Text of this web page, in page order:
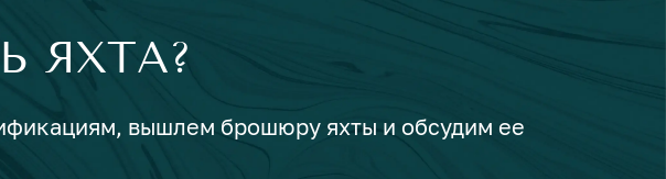
ЯХТА?
вышлем брошюру яхты и обсудим ее